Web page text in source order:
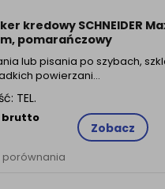
kredowy SCHNEIDER
pomarańczowy
lub pisania po szybach,
powierzani…
TEL.
brutto
Zobacz
porównania